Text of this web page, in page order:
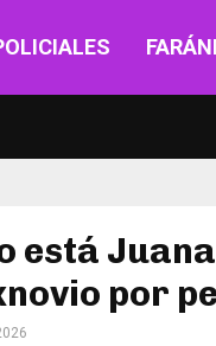
está
por